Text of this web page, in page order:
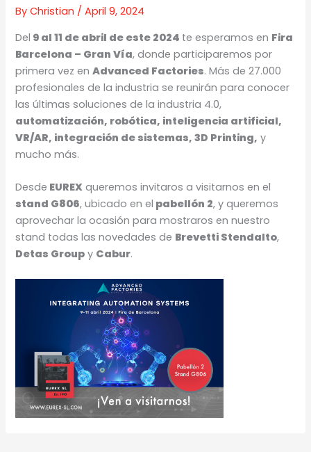
ByChristian /April 9, 2024
Del 9 al 11 de abril de este 2024 te esperamos en Fira
Barcelona – Gran Vía, donde participaremos por
primera vez enAdvanced Factories. Más de 27.000
profesionales de la industria se reunirán para conocer
las últimas soluciones de la industria 4.0,
automatización, robótica, inteligencia artificial,
VR/AR, integración de sistemas, 3D Printing, y
mucho más.
Desde EUREX queremos invitaros a visitarnos en el
stand G806, ubicado en el pabellón 2, y queremos
aprovechar la ocasión para mostraros en nuestro
stand todas las novedades de Brevetti Stendalto,
Detas Group y Cabur.